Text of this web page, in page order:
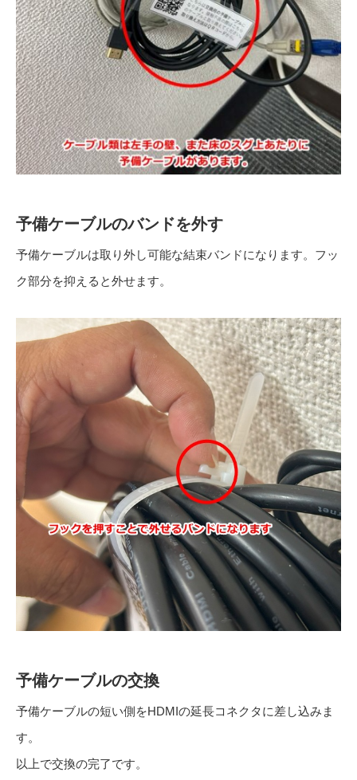
予備ケーブルのバンドを外す
予備ケーブルは取り外し可能な結束バンドになります。フッ
ク部分を抑えると外せます。
予備ケーブルの交換
予備ケーブルの短い側をHDMIの延長コネクタに差し込みま
す。
以上で交換の完了です。